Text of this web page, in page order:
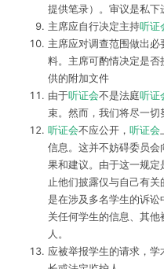
提供笔录）。审议是私下
主席应自行决定主持听证
主席应对调查范围做出
料。主席可酌情决定是
供的附加文件
由于听证会不是法庭听证
束。然而，我们将尽一
听证会不应公开， 听证会
信息。这并不妨碍委员
果和建议。由于这一规
止他们披露仅与自己有
是在涉及多名学生的诉
关任何学生的信息、其
人。
应被举报学生的请求，